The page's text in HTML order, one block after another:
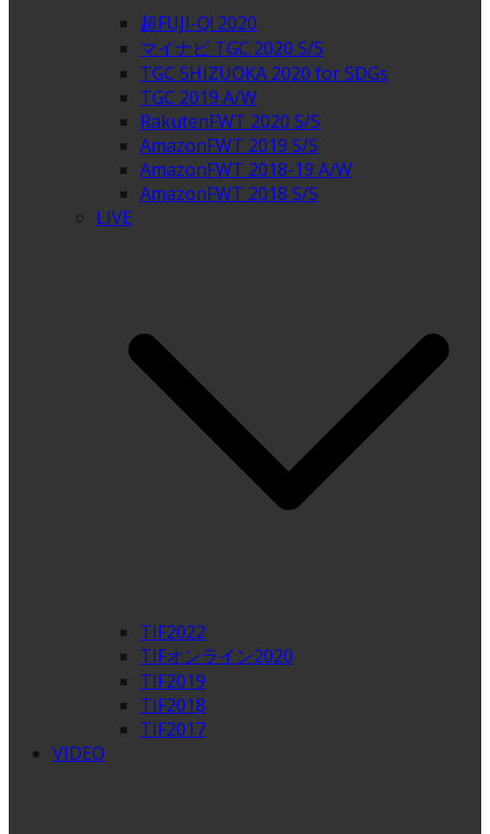
超FUJI-Q! 2020
マイナビ TGC 2020 S/S
TGC SHIZUOKA 2020 for SDGs
TGC 2019 A/W
RakutenFWT 2020 S/S
AmazonFWT 2019 S/S
AmazonFWT 2018-19 A/W
AmazonFWT 2018 S/S
LIVE
TIF2022
TIFオンライン2020
TIF2019
TIF2018
TIF2017
VIDEO